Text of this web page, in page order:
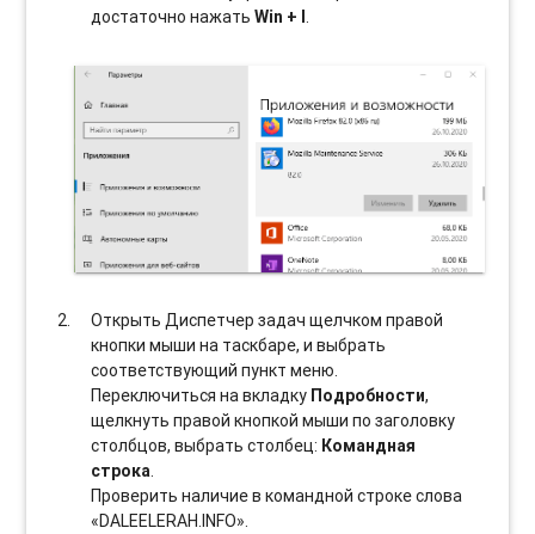
достаточно нажатьWin + I.
Открыть Диспетчер задач щелчком правой
кнопки мыши на таскбаре, и выбрать
соотвeтствующий пункт меню.
Переключиться на вкладку Подробности,
щелкнуть правой кнопкой мыши по заголовку
столбцов, выбрать столбец: Командная
строка.
Проверить наличие в командной строке слова
«DALEELERAH.INFO».